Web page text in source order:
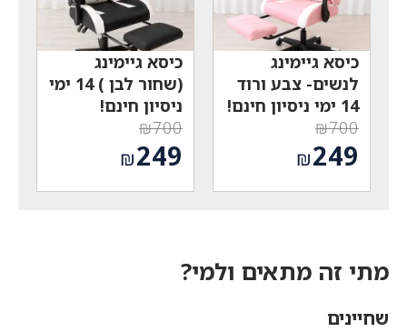
כיסא גיימינג
לנשים- צבע ורוד
14 ימי ניסיון חינם!
₪700
המחיר
המקורי
היה:
₪249
כיסא גיימינג
(שחור לבן ) 14 ימי
ניסיון חינם!
₪700
המחיר
המקורי
היה:
₪249
מתי זה מתאים ולמי?
שחיינים